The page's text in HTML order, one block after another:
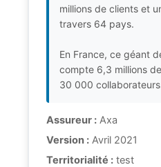
millions de clients et
travers 64 pays.
En France, ce géant
compte 6,3 millions
30 000
Assureur : Axa
Version : Avril 2021
Territorialité : test